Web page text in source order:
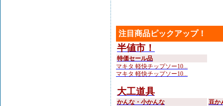
注目商品ピックアップ！
半値市！
特価セール品
マキタ 軽快チップソー10...
マキタ 軽快チップソー10...
大工道具
かんな・小かんな
豆か